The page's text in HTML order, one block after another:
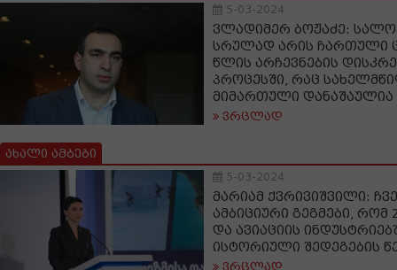
5-03-2024
ვლადიმერ ბოჟაძე:
სრულად არის ჩართული
წლის არჩევნების
პროცესში, რაც
მიმართული დანაშაულია
ვრცლად
ახალი ამბები
5-03-2024
მარიამ ქვრივიშვილი:
ამბიციური გეგმები, რომ
და ავიაციის
ისტორიული შედეგების
ვრცლად